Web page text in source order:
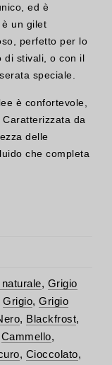
ed è
un gilet
perfetto per lo
di stivali, o con il
speciale.
è confortevole,
da
delle
che completa
, Grigio
Grigio, Grigio
, Blackfrost,
Cammello,
, Cioccolato,